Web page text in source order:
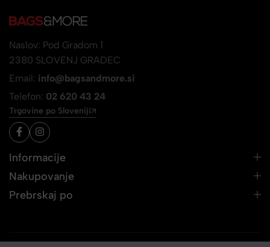
Naslov: Pod Gradom 1
2380 SLOVENJ GRADEC
Email: info@bagsandmore.si
Telefon: 02 620 43 24
Trgovine po Sloveniji
Informacije
Nakupovanje
Prebrskaj po